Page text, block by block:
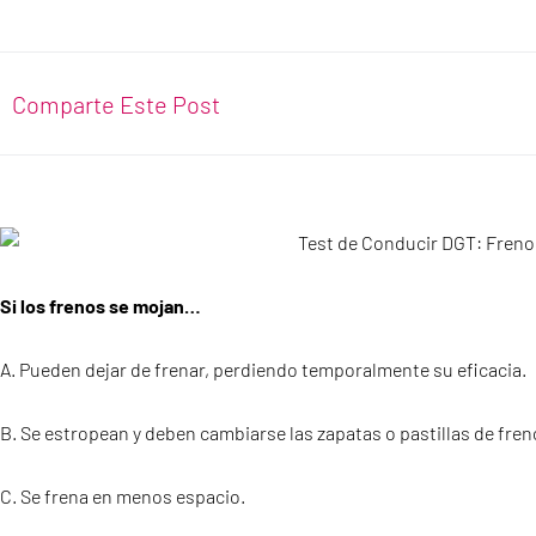
Comparte Este Post
Si los frenos se mojan…
A. Pueden dejar de frenar, perdiendo temporalmente su eficacia.
B. Se estropean y deben cambiarse las zapatas o pastillas de
C. Se frena en menos espacio.